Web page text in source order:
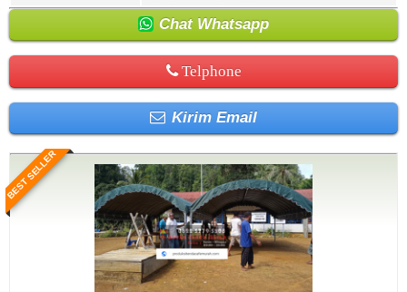
Chat Whatsapp
Telphone
Kirim Email
BEST SELLER